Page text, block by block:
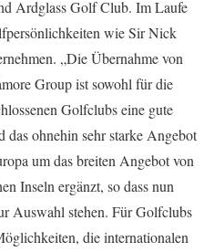
Ardglass Golf Club. Im Laufe
wie Sir Nick
„Die Übernahme von
Group ist sowohl für die
Golfclubs eine gute
ohnehin sehr starke Angebot
um das breiten Angebot von
Inseln ergänzt, so dass nun
Auswahl stehen. Für Golfclubs
die internationalen